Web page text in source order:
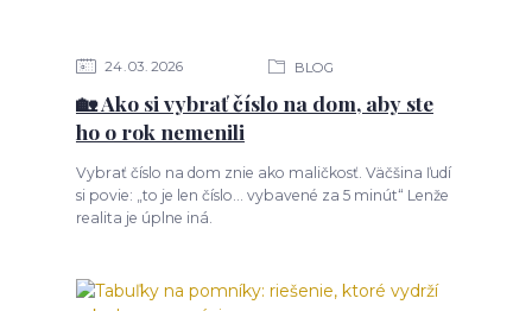
24 03 2026 BLOG
🏡 Ako si vybrať číslo na dom, aby ste
ho o rok nemenili
Vybrať číslo na dom znie ako maličkosť. Väčšina ľudí
si povie: „to je len číslo… vybavené za 5 minút“ Lenže
realita je úplne iná.